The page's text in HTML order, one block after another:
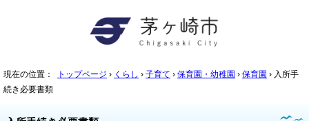
現在の位置： トップページ › くらし › 子育て › 保育園・幼稚園 › 保育園 › 入所手
続き必要書類